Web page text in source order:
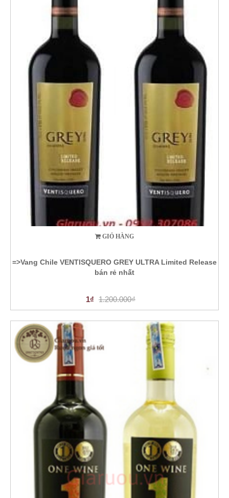
GIỎ HÀNG
=>Vang Chile VENTISQUERO GREY ULTRA Limited Release
bán rẻ nhất
1₫ 1.200.000₫